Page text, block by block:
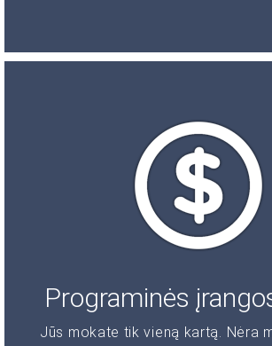
Programinės
Jūs mokate tik vieną kartą. Nėra